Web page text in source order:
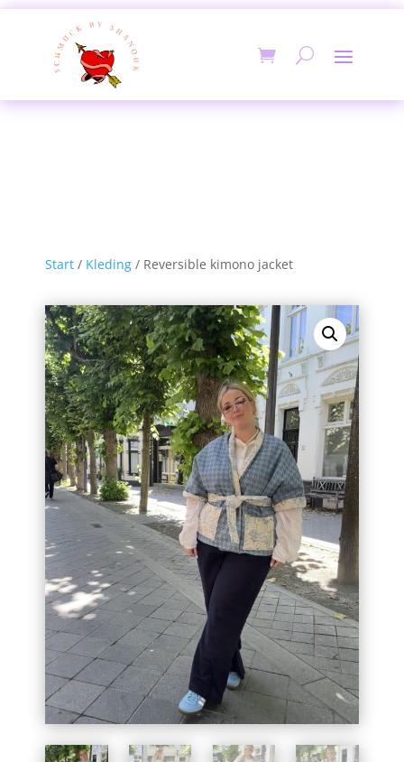
Start / Kleding / Reversible kimono jacket